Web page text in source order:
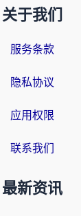
关于我们
服务条款
隐私协议
应用权限
联系我们
最新资讯